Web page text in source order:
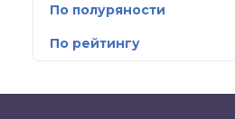
По полуряности
По рейтингу